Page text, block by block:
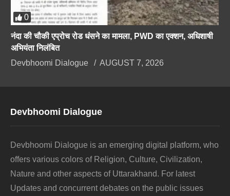
0
नंदा की चौकी एप्रोच रोड धंसने का मामला, PWD का एक्शन, अधिशाषी
अभियंता निलंबित
Devbhoomi Dialogue
AUGUST 7, 2026
Devbhoomi Dialogue
Devbhoomi Dialogue is an emerging digital platform, who
offers various colors of Religion, Culture, Civilization,
Nature and other aspects of Uttarakhand. For latest
Updates and concurrent debates on the public issues